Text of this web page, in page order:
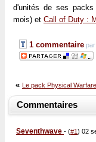
d'unités de ses
mois) et Call of Duty :
1 commentaire par
« Le pack Physical Warfare
Commentaires
Seventhwave - (#1) 02